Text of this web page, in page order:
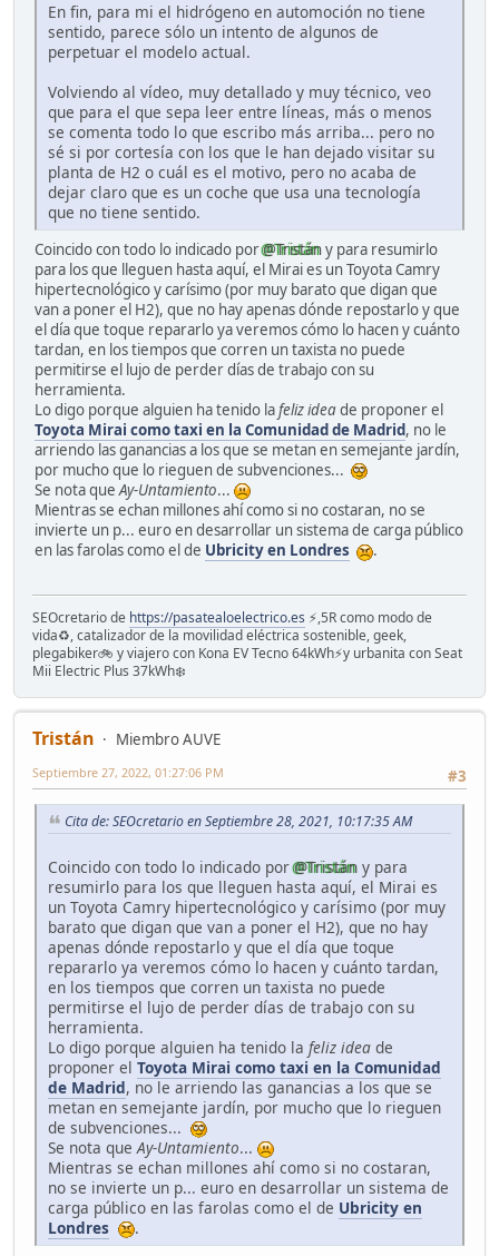
En fin, para mi el hidrógeno en automoción no tiene
sentido, parece sólo un intento de algunos de
perpetuar el modelo actual.
Volviendo al vídeo, muy detallado y muy técnico, veo
que para el que sepa leer entre líneas, más o menos
se comenta todo lo que escribo más arriba... pero no
sé si por cortesía con los que le han dejado visitar su
planta de H2 o cuál es el motivo, pero no acaba de
dejar claro que es un coche que usa una tecnología
que no tiene sentido.
Coincido con todo lo indicado por@Tristány para resumirlo
para los que lleguen hasta aquí, el Mirai es un Toyota Camry
hipertecnológico y carísimo (por muy barato que digan que
van a poner el H2), que no hay apenas dónde repostarlo y que
el día que toque repararlo ya veremos cómo lo hacen y cuánto
tardan, en los tiempos que corren un taxista no puede
permitirse el lujo de perder días de trabajo con su
herramienta.
Lo digo porque alguien ha tenido lafeliz ideade proponer el
Toyota Mirai como taxi en la Comunidad de Madrid, no le
arriendo las ganancias a los que se metan en semejante jardín,
por mucho que lo rieguen de subvenciones...
Se nota queAy-Untamiento...
Mientras se echan millones ahí como si no costaran, no se
invierte un p... euro en desarrollar un sistema de carga público
en las farolas como el de Ubricity en Londres .
SEOcretario de https://pasatealoelectrico.es ⚡️,5R como modo de
vida♻️, catalizador de la movilidad eléctrica sostenible, geek,
plegabiker🚲 y viajero con Kona EV Tecno 64kWh⚡️y urbanita con Seat
Mii Electric Plus 37kWh❄️
Tristán
Miembro AUVE
#3
Septiembre 27, 2022, 01:27:06 PM
Cita de: SEOcretario en Septiembre 28, 2021, 10:17:35 AM
Coincido con todo lo indicado por@Tristán y para
resumirlo para los que lleguen hasta aquí, el Mirai es
un Toyota Camry hipertecnológico y carísimo (por muy
barato que digan que van a poner el H2), que no hay
apenas dónde repostarlo y que el día que toque
repararlo ya veremos cómo lo hacen y cuánto tardan,
en los tiempos que corren un taxista no puede
permitirse el lujo de perder días de trabajo con su
herramienta.
Lo digo porque alguien ha tenido la feliz idea de
proponer el Toyota Mirai como taxi en la Comunidad
de Madrid, no le arriendo las ganancias a los que se
metan en semejante jardín, por mucho que lo rieguen
de subvenciones...
Se nota que Ay-Untamiento...
Mientras se echan millones ahí como si no costaran,
no se invierte un p... euro en desarrollar un sistema de
carga público en las farolas como el de Ubricity en
Londres
.